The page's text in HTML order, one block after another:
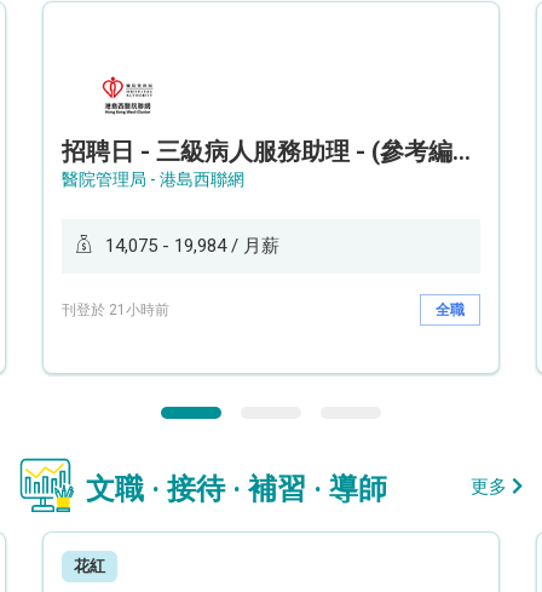
招聘日 - 三級病人服務助理 - (參考編號: HKWCS260107)
醫院管理局 - 港島西聯網
14,075 - 19,984 / 月薪
刊登於 21小時前 全職
文職 · 接待 · 補習 · 導師 更多
花紅